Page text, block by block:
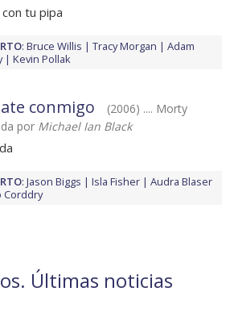
con tu pipa
: Bruce Willis Tracy Morgan
Adam
Kevin Pollak
conmigo
(2006) .... Morty
por Michael Ian Black
: Jason Biggs Isla Fisher
Audra Blaser
Corddry
Últimas noticias